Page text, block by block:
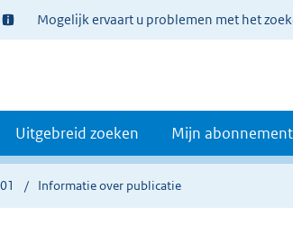
Ter
informatie:
Mogelijk ervaart u problemen met het
Uitgebreid zoeken Mijn
Informatie over publicatie